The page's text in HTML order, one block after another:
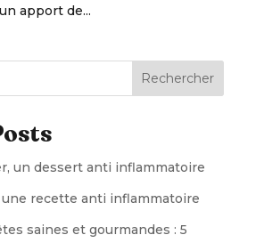
apport de...
Rechercher
un dessert anti inflammatoire
une recette anti inflammatoire
saines et gourmandes : 5